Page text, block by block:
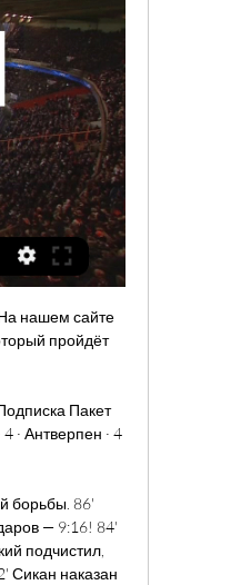
нашем сайте
пройдёт
Пакет
· Антверпен · 4
борьбы. 86'
— 9:16! 84'
подчистил,
Сикан наказан